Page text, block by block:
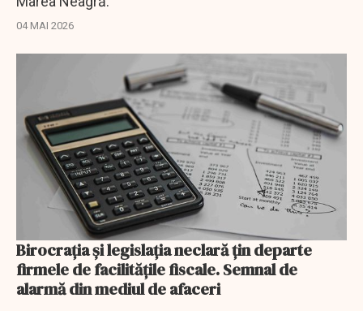
04 MAI 2026
Birocrația și legislaţia neclară țin departe
firmele de facilităţile fiscale. Semnal de
alarmă din mediul de afaceri